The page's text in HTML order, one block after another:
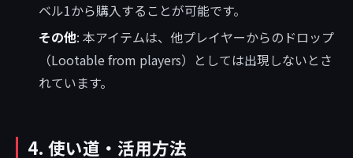
ベル1から購入することが可能です。
その他: 本アイテムは、他プレイヤーからのドロップ
（Lootable from players）としては出現しないとさ
れています。
4. 使い道・活用方法